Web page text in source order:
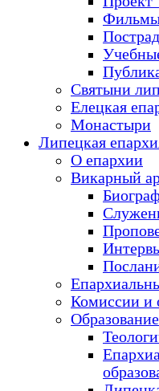
Святыни
Елецкая
Монастыри
Липецкая
О епархии
Викарный
Комиссии и
Образование